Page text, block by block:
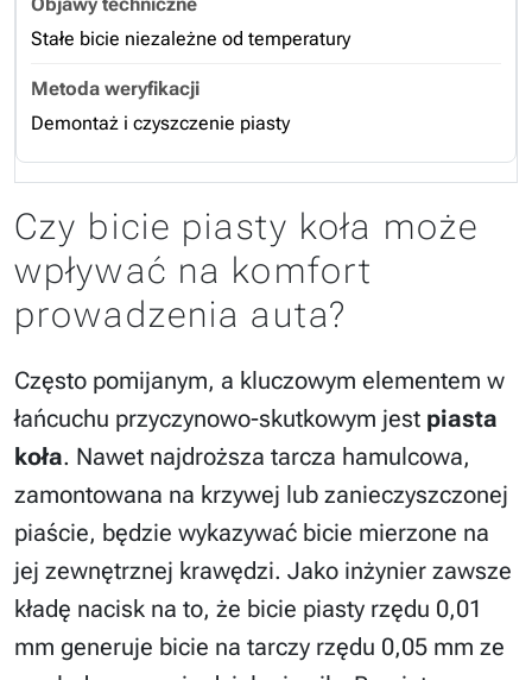
Stałe bicie niezależne od temperatury
Demontaż i czyszczenie piasty
Czy bicie piasty koła może
wpływać na komfort
prowadzenia auta?
Często pomijanym, a kluczowym elementem w
łańcuchu przyczynowo-skutkowym jest piasta
koła. Nawet najdroższa tarcza hamulcowa,
zamontowana na krzywej lub zanieczyszczonej
piaście, będzie wykazywać bicie mierzone na
jej zewnętrznej krawędzi. Jako inżynier zawsze
kładę nacisk na to, że bicie piasty rzędu 0,01
mm generuje bicie na tarczy rzędu 0,05 mm ze